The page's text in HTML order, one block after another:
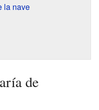
la nave
de